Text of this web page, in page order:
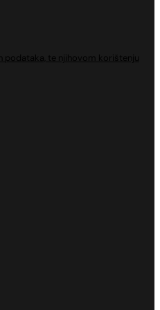
podataka, te njihovom korištenju